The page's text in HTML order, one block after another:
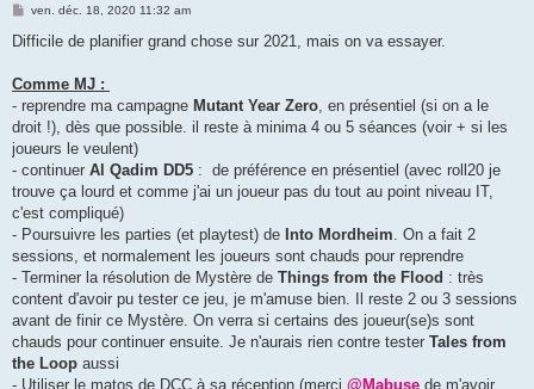
M
s
g
e
ven. déc. 18, 2020 11:32 am
Difficile de planifier grand chose sur 2021, mais on va essayer.
Comme MJ :
- reprendre ma campagne Mutant Year Zero, en présentiel (si on a le
droit !), dès que possible. il reste à minima 4 ou 5 séances (voir + si les
joueurs le veulent)
- continuer Al Qadim DD5 : de préférence en présentiel (avec roll20 je
trouve ça lourd et comme j'ai un joueur pas du tout au point niveau IT,
c'est compliqué)
- Poursuivre les parties (et playtest) de Into Mordheim. On a fait 2
sessions, et normalement les joueurs sont chauds pour reprendre
- Terminer la résolution de Mystère de Things from the Flood : très
content d'avoir pu tester ce jeu, je m'amuse bien. Il reste 2 ou 3 sessions
avant de finir ce Mystère. On verra si certains des joueur(se)s sont
chauds pour continuer ensuite. Je n'aurais rien contre tester Tales from
the Loop aussi
- Utiliser le matos de DCC à sa réception (merci @Mabuse de m'avoir